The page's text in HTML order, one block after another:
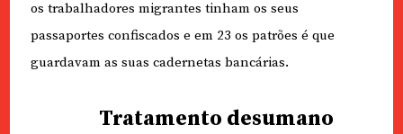
os trabalhadores migrantes tinham os seus
passaportes confiscados e em 23 os patrões é que
guardavam as suas cadernetas bancárias.
Tratamento desumano